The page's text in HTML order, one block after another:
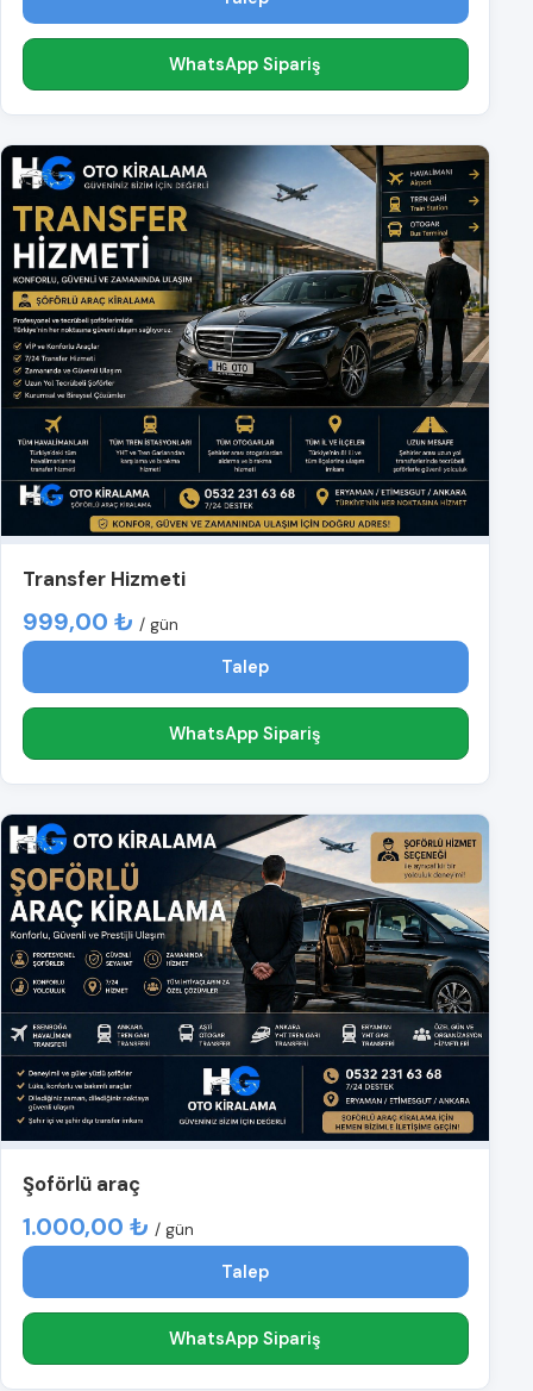
WhatsApp Sipariş
Transfer Hizmeti
999,00 ₺ / gün
Talep
WhatsApp Sipariş
Şoförlü araç
1.000,00 ₺ / gün
Talep
WhatsApp Sipariş